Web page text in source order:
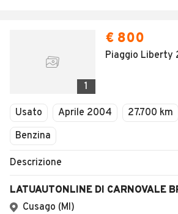
1
€ 800
Piaggio Liberty
Usato Aprile 2004 27.700 km
Benzina
Descrizione
LATUAUTONLINE DI CARNOVALE
Cusago (MI)